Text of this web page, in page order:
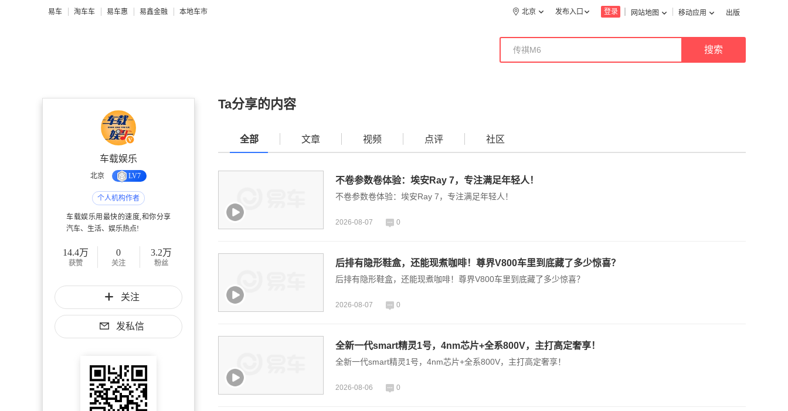
易车 淘车车 易车惠 易鑫金融 本地车市 网站地图 移动应用 出版
登录
发布入口
北京
车载娱乐
北京 LV7
个人机构作者
车载娱乐用最快的速度,和你分享
汽车、生活、娱乐热点!
14.4万
获赞
0
关注
3.2万
粉丝
关注
发私信
Ta分享的内容
全部 文章 视频 点评 社区
不卷参数卷体验：埃安Ray 7，专注满足年轻人！
不卷参数卷体验：埃安Ray 7，专注满足年轻人！
2026-08-07 0
后排有隐形鞋盒，还能现煮咖啡！尊界V800车里到底藏了多少惊喜？
后排有隐形鞋盒，还能现煮咖啡！尊界V800车里到底藏了多少惊喜？
2026-08-07 0
全新一代smart精灵1号，4nm芯片+全系800V，主打高定奢享！
全新一代smart精灵1号，4nm芯片+全系800V，主打高定奢享！
2026-08-06 0